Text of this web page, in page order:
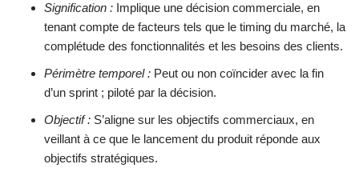
Signification : Implique une décision commerciale, en
tenant compte de facteurs tels que le timing du marché, la
complétude des fonctionnalités et les besoins des clients.
Périmètre temporel : Peut ou non coïncider avec la fin
d’un sprint ; piloté par la décision.
Objectif : S’aligne sur les objectifs commerciaux, en
veillant à ce que le lancement du produit réponde aux
objectifs stratégiques.